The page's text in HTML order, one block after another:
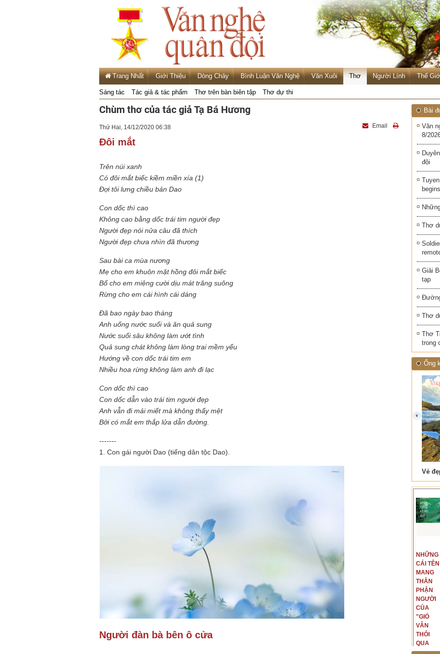
Trang Nhất Giới Thiệu Dòng Chảy Bình Luận Văn Nghệ Văn Xuôi Thơ Người Lính Thế
Sáng tác Tác giả & tác phẩm Thơ trên bàn biên tập Thơ dự thi
Chùm thơ của tác giả Tạ Bá Hương
Thứ Hai, 14/12/2020 06:38 Email
Đôi mắt
Trên núi xanh
Có đôi mắt biếc kiềm miền xía (1)
Đợi tôi lưng chiều bản Dao
Con dốc thì cao
Không cao bằng dốc trái tim người đẹp
Người đẹp nói nửa câu đã thích
Người đẹp chưa nhìn đã thương
Sau bài ca mùa nương
Mẹ cho em khuôn mặt hồng đôi mắt biếc
Bố cho em miệng cười dịu mát trăng suông
Rừng cho em cái hình cái dáng
Đã bao ngày bao tháng
Anh uống nước suối và ăn quả sung
Nước suối sâu không làm ướt tình
Quả sung chát không làm lòng trai mềm yếu
Hướng về con dốc trái tim em
Nhiều hoa rừng không làm anh đi lạc
Con dốc thì cao
Con dốc dẫn vào trái tim người đẹp
Anh vẫn đi mải miết mà không thấy mệt
Bởi có mắt em thắp lửa dẫn đường.
-------
1. Con gái người Dao (tiếng dân tộc Dao).
Người đàn bà bên ô cửa
Bài
Văn
8/
đội
Thơ
Giải
tạp
Thơ
Thơ
trong
Ống
Lẫm liệt Hải Vân quan
prev
TÔI VIẾT
Tôi từng hình dung viết văn là
công việc của sự hư cấu, một
hành trình phác dựng thế giới từ
trí tưởng tượng, nơi nhà văn tự
do tạo hình mọi thứ theo ý mình...
(TRẦN THỊ TÚ NGỌC)
NHỮNG
NGƯỜI
ĐÃ PHẤT
CAO CỜ
Bắc, tôi có thế mạnh khi hình
dung, mở ra không gian của giai
đoạn lịch sử đó... (PHẠM VÂN
ANH)
NHỮNG
CÁI TÊN
MANG
THÂN
PHẬN
NGƯỜI
CỦA
"GIÓ
VẪN
THỔI
QUA
RỪNG